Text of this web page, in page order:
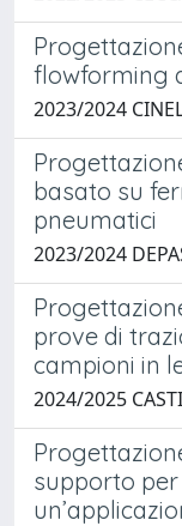
flowforming
2023/2024
basato su
pneumatici
2023/2024
prove di
campioni in
2024/2025
supporto per